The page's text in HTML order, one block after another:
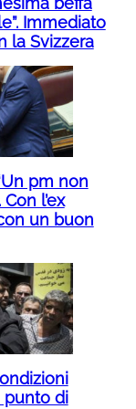
Immediato
la Svizzera
pm non
l’ex
un buon
punto di